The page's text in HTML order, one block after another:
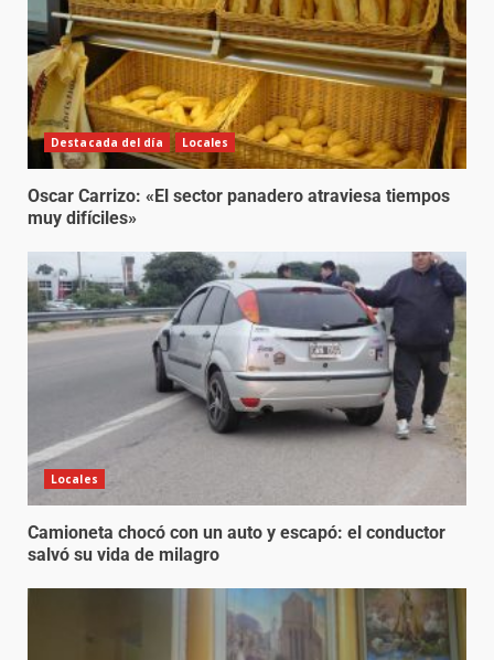
Destacada del día Locales
Oscar Carrizo: «El sector panadero atraviesa tiempos
muy difíciles»
Locales
Camioneta chocó con un auto y escapó: el conductor
salvó su vida de milagro